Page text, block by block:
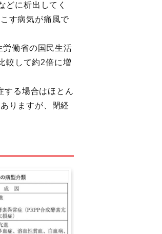
どに析出してく
す病気が痛風で
労働省の国民生活
較して約2倍に増
する場合はほとん
りますが、閉経